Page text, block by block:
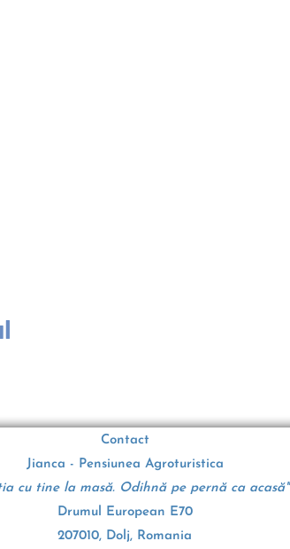
Contact
Jianca - Pensiunea Agroturistica
cu tine la masă. Odihnă pe pernă ca acasă"
Drumul European E70
207010, Dolj, Romania